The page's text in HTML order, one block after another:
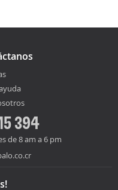
394
de 8 am a 6 pm